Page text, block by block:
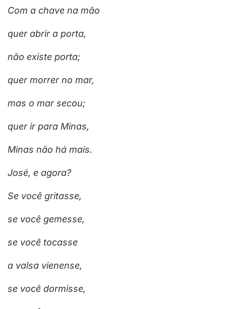
Com a chave na mão
quer abrir a porta,
não existe porta;
quer morrer no mar,
mas o mar secou;
quer ir para Minas,
Minas não há mais.
José, e agora?
Se você gritasse,
se você gemesse,
se você tocasse
a valsa vienense,
se você dormisse,